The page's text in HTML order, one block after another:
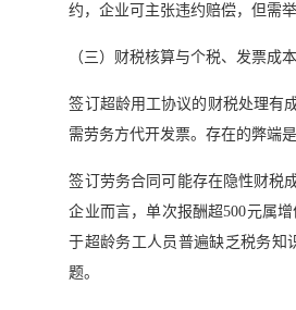
约，企业可主张违约赔偿，但需
（三）财税核算与个税、发票成
签订超龄用工协议的财税处理有
需劳务方代开发票。存在的弊端
签订劳务合同可能存在隐性财税
企业而言，单次报酬超500元属
于超龄务工人员普遍缺乏税务知
题。